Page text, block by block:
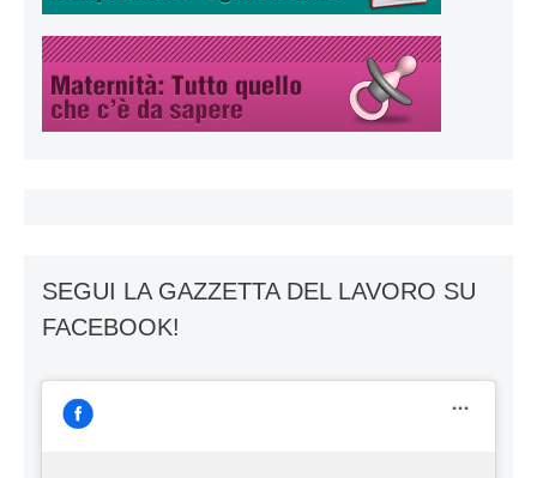
SEGUI LA GAZZETTA DEL LAVORO SU
FACEBOOK!